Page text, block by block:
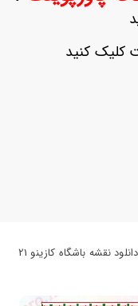
کلیک کنید
شما در این مسیر هستید : تو پروژه / فایل ها / دانلود نقشه باشگاه کازینو 21